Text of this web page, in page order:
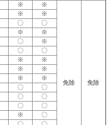
※ ※
免除 免除
※
※
〇
〇
※
※
〇
※
〇
〇
※
※
※
※
※
※
〇
〇
〇
〇
〇
〇
※
〇